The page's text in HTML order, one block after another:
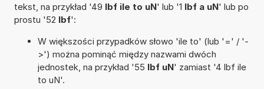
tekst, na przykład '49 lbf ile to uN' lub '1 lbf a uN' lub po
prostu '52 lbf':
W większości przypadków słowo 'ile to' (lub '=' / '-
>') można pominąć między nazwami dwóch
jednostek, na przykład '55 lbf uN' zamiast '4 lbf ile
to uN'.